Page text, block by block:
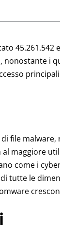
i
file
maggiore
come i
tutte le